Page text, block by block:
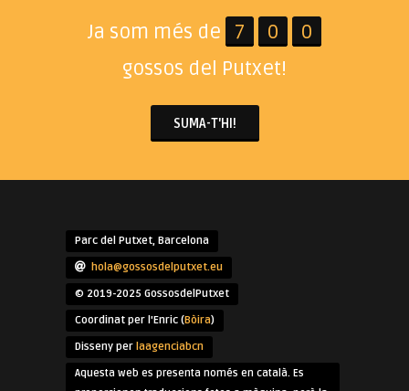
Ja som més de 7 0
0
gossos del Putxet!
SUMA-T'HI!
Parc del Putxet, Barcelona
hola@gossosdelputxet.eu
© 2019-2025 GossosdelPutxet
Coordinat per l'Enric (Bòira)
Disseny per laagenciabcn
Aquesta web es presenta només en català. Es